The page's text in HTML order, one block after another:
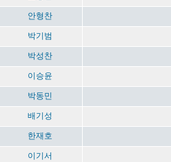
안형찬
박기범
박성찬
이승윤
박동민
배기성
한재호
이기서